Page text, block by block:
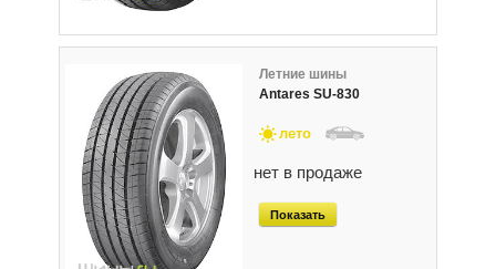
Летние шины
Antares SU-830
лето
нет в продаже
Показать